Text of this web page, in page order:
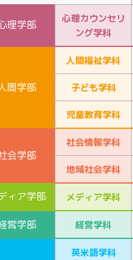
理学部
心理カウンセリ
ング学科
間学部
人間福祉学科
子ども学科
児童教育学科
会学部
社会情報学科
地域社会学科
ィア学部 メディア学科
営学部 経営学科
英米語学科